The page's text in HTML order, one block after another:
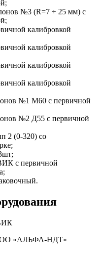
№3 (R=7 ÷ 25 мм) с
калибровкой
калибровкой
калибровкой
калибровкой
№1 M60 с первичной
№2 Д55 с первичной
2 (0-320) со
с первичной
«АЛЬФА-НДТ»